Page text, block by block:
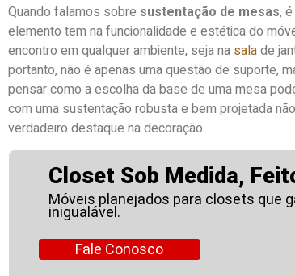
Quando falamos sobre sustentação de mesas,
elemento tem na funcionalidade e estética do
encontro em qualquer ambiente, seja na salade
portanto, não é apenas uma questão de suporte,
pensar como a escolha da base de uma mesa
com uma sustentação robusta e bem projetada
verdadeiro destaque na decoração.
Closet Sob Medida,
Móveis planejados para closets que
inigualável.
Fale Conosco